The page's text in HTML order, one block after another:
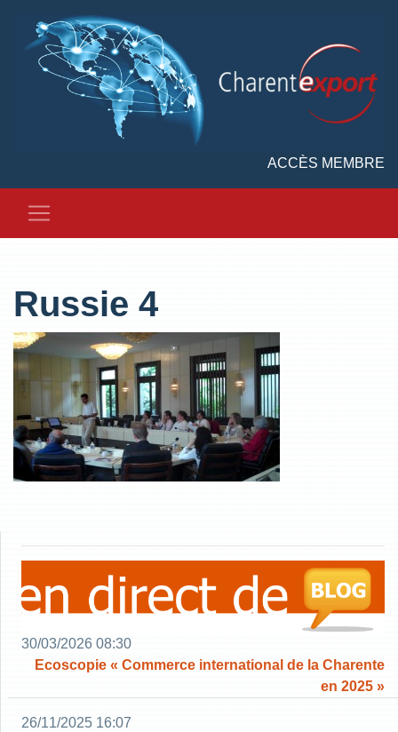
ACCÈS MEMBRE
Russie 4
30/03/2026 08:30
Ecoscopie « Commerce international de la Charente
en 2025 »
26/11/2025 16:07